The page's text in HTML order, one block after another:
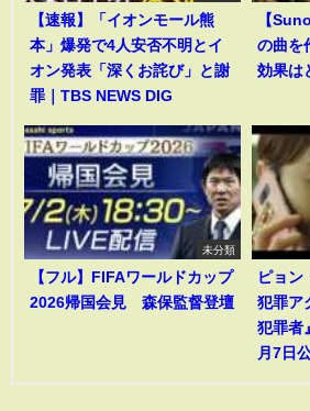
【速報】「イオンモール熊
本」爆発で4人安否不明とイ
オン発表「深くお詫び」と謝
罪｜TBS NEWS DIG
【
の曲を
効果は
未分類
【フル】FIFAワールドカップ
2026帰国会見 森保監督登壇
ピョン
犯罪ア
犯罪者
月7日